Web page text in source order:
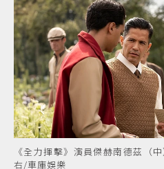
《全力揮擊》演員傑赫南德茲（
右/車庫娛樂